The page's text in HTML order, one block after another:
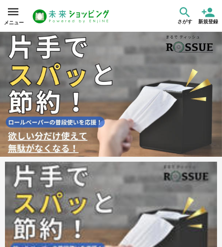
メニュー さがす 新規登録